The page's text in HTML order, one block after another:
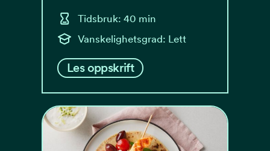
Tidsbruk: 40 min
Vanskelighetsgrad: Lett
Les oppskrift